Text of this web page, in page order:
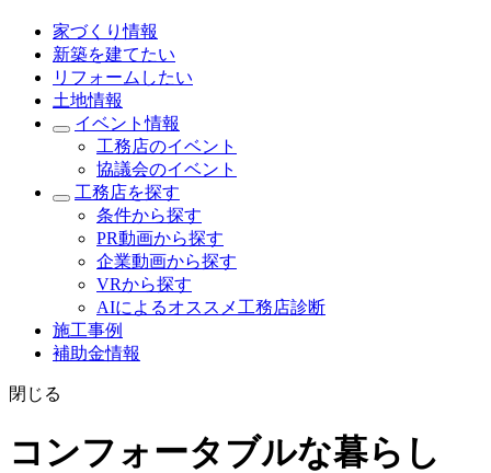
家づくり情報
新築を建てたい
リフォームしたい
土地情報
イベント情報
工務店のイベント
協議会のイベント
工務店を探す
条件から探す
PR動画から探す
企業動画から探す
VRから探す
AIによるオススメ工務店診断
施工事例
補助金情報
閉じる
コンフォータブルな暮らし